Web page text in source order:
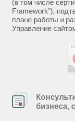
(в том числе
Framework"),
плане работы и
Управление
бизнеса,